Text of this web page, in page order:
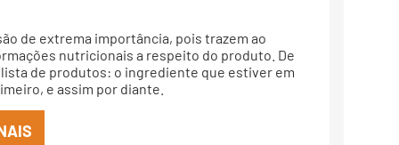
de extrema importância, pois trazem ao
nutricionais a respeito do produto. De
de produtos: o ingrediente que estiver em
e assim por diante.